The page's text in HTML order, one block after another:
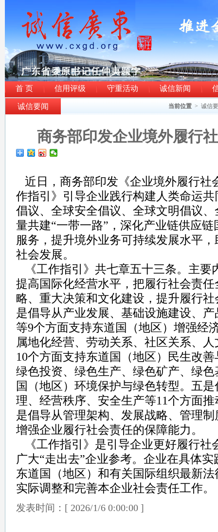
首 页 信用评级 守重活动 诚信新闻
诚信要闻 当前位置 > 诚信
商务部印发企业境外履行
近日，商务部印发《企业境外履行社
作指引》引导企业践行构建人类命运
倡议、全球安全倡议、全球文明倡议
量共建“一带一路”，深化产业链供应
服务，提升境外业务可持续发展水平
社会发展。
《工作指引》共七章五十三条。主要
提高国际化经营水平，把履行社会责
略、重大决策和文化建设，提升履行
是倡导从产业发展、基础设施建设、
等9个方面支持东道国（地区）增强经
属地化经营、劳动关系、社区关系、
10个方面支持东道国（地区）民生改
绿色投资、绿色生产、绿色矿产、绿
国（地区）环境保护与绿色转型。五
理、经营秩序、安全生产等11个方面
是倡导从管理架构、发展战略、管理
增强企业履行社会责任的保障能力。
《工作指引》是引导企业更好履行社
广大“走出去”企业参考。企业在具体
东道国（地区）和有关国际组织最新
实际调整和完善本企业社会责任工作。
发表时间：[ 2026/1/6 0:00:00 ]